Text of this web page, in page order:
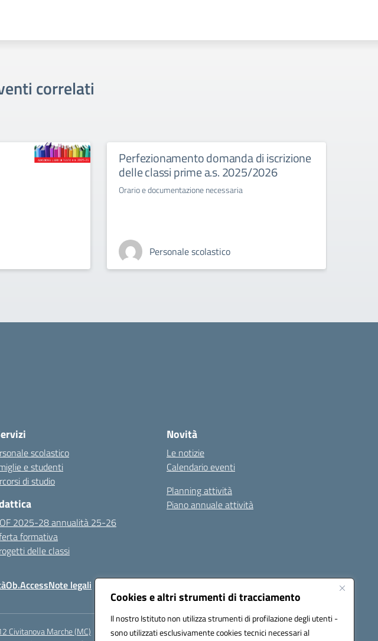
Cookies e altri strumenti di tracciamento
Il nostro Istituto non utilizza strumenti di profilazione degli utenti -
sono utilizzati esclusivamente cookies tecnici necessari al
correlati
Perfezionamento domanda di iscrizione
delle classi prime a.s. 2025/2026
Orario e documentazione necessaria
Personale scolastico
scolastico
e studenti
di studio
2025-28 annualità 25-26
formativa
delle classi
Novità
Le notizie
Calendario eventi
Planning attività
Piano annuale attività
Ob.AccessNote legali Seguici su:
Civitanova Marche (MC)